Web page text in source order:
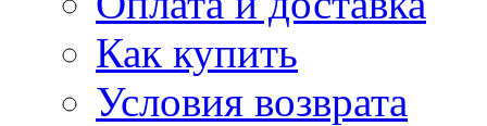
Как купить
Условия возврата